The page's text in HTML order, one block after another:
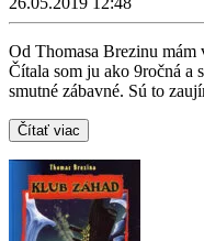
Od Thomasa Brezinu
Čítala som ju ako 9ročná a
smutné zábavné. Sú to
Čítať viac